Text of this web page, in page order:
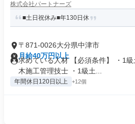
株式会社パートナーズ
■土日祝休み■年130日休
〒871-0026大分県中津市
月給40万円以上
求めている人材 【必須条件】 ・1
木施工管理技士 ・1級土...
年間休日120日以上 +12個